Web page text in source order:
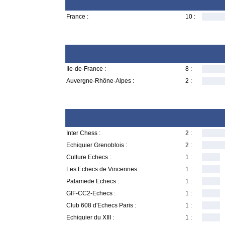
France : 10 :
Ile-de-France :
8 :
Auvergne-Rhône-Alpes :
2 :
Inter Chess :
2 :
Echiquier Grenoblois :
2 :
Culture Echecs :
1 :
Les Echecs de Vincennes :
1 :
Palamede Echecs :
1 :
GIF-CC2-Echecs :
1 :
Club 608 d'Echecs Paris :
1 :
Echiquier du XIII :
1 :